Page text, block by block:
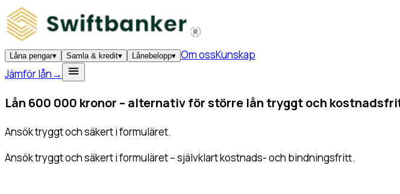
Låna pengar▾ Samla & kredit▾ Lånebelopp▾ Om ossKunskap
Jämför lån→
Lån 600 000 kronor – alternativ för större lån tryggt och
Ansök tryggt och säkert i formuläret.
Ansök tryggt och säkert i formuläret – självklart kostnads- och bindningsfritt.